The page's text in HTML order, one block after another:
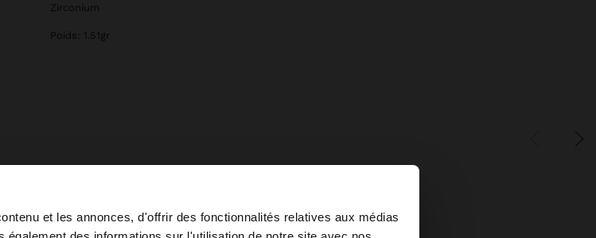
et les annonces, d'offrir des fonctionnalités relatives aux médias
×
Zirconium
Poids: 1.51gr